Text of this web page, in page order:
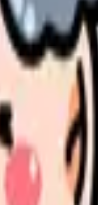
よると、診療科によっ
ご紹介します。
できる効果的な方法をお